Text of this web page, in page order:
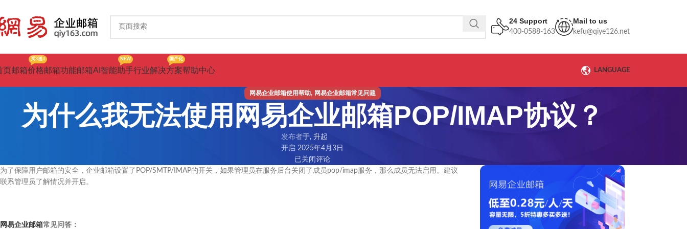
24 Support
400-0588-163
Mail to us
kefu@qiye126.net
页邮箱价格
买3送3
邮箱功能邮箱AI智能助手
NEW
行业解决方案
国产化
帮助中心 LANGUAGE
网易企业邮箱使用帮助, 网易企业邮箱常见问题
为什么我无法使用网易企业邮箱POP/IMAP协议？
发布者于, 升起
开启 2025年4月3日
已关闭评论
为了保障用户邮箱的安全，企业邮箱设置了POP/SMTP/IMAP的开关，如果管理员在服务后台关闭了成员pop/imap服务，那么成员无法启用。建议
联系管理员了解情况并开启。
网易企业邮箱常见问答：